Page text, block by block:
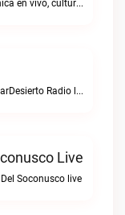
Online Radio, música electrónica en vivo, cultura electrónica, Top 10 semanal, videos, descargasTronicaFM live
La música que te hace alucinarDesierto Radio live
Live
Soconusco live